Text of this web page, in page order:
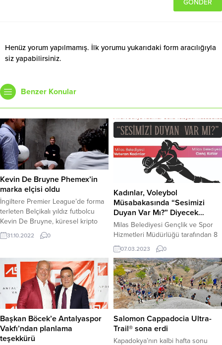
Henüz yorum yapılmamış. İlk yorumu yukarıdaki form aracılığıyla
siz yapabilirsiniz.
Benzer Konular
Kevin De Bruyne Phemex’in
marka elçisi oldu
İngiltere Premier League’de forma
terleten Belçikalı yıldız futbolcu
Kevin De Bruyne, küresel kripto
para borsalarından Phemex’in
marka elçisi oldu. Singapur
Phemex, bir yandan kullanıcıları için
sunduğu ürün ve hizmetleri
geliştirmeye çalışırken diğer
yandan da marka kimliğini
güçlendirmek amacıyla yoğun çaba
sarf ediyor. Borsa bu kapsamda
son...
31.10.2022 0
Kadınlar, Voleybol
Müsabakasında “Sesimizi
Duyan Var Mı?” Diyecek…
Milas Belediyesi Gençlik ve Spor
Hizmetleri Müdürlüğü tarafından 8
Mart Dünya Kadınlar Günü’ne özel
düzenlenecek voleybol
müsabakası ile kadınlar “Sesimizi
Duyan Var mı?” diyecek… Dünya
Kadınlar Günü etkinlikleri
kapsamında 8 Mart Çarşamba günü
saat 19.30’da Atatürk Spor
Kompleksi’nde gerçekleşecek
voleybol müsabakası ile “Sesimizi
Duyan Var mı?” çağrısında
07.03.2023 0
Başkan Böcek’e Antalyaspor
Vakfı’ndan planlama
teşekkürü
Salomon Cappadocia Ultra-
Trail® sona erdi
Kapadokya’nın kalbi hafta sonu